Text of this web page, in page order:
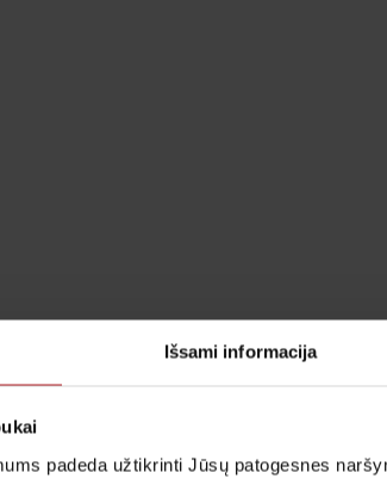
Išsami informacija
padeda užtikrinti Jūsų patogesnes